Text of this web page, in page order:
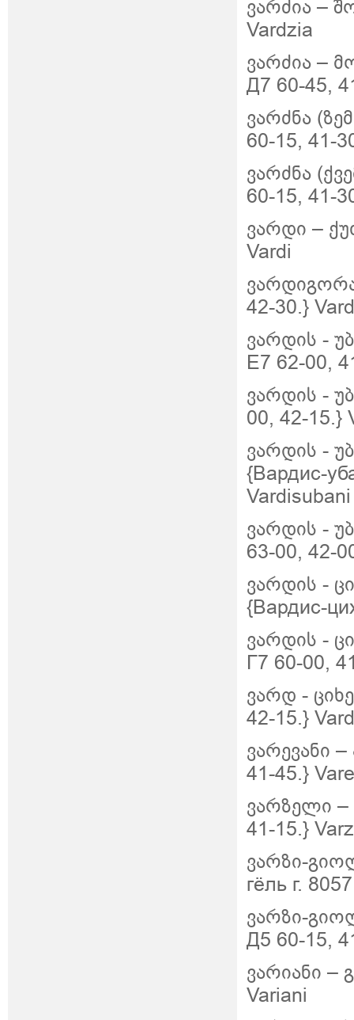
ვარძია –
Vardzia
ვარძია –
Д7 60-45,
ვარძნა
60-15, 41-
ვარძნა
60-15, 41-
ვარდი –
Vardi
42-30.}
ვარდის -
Е7 62-00,
ვარდის -
00, 42-15.}
ვარდის -
{Вардис-
ვარდის -
63-00, 42-
ვარდის -
{Вардис-
ვარდის -
Г7 60-00,
ვარდ -
42-15.}
ვარევანი
41-45.}
ვარზელი –
41-15.}
ვარზი-
гёль г.
ვარზი-
Д5 60-15,
ვარიანი –
Variani